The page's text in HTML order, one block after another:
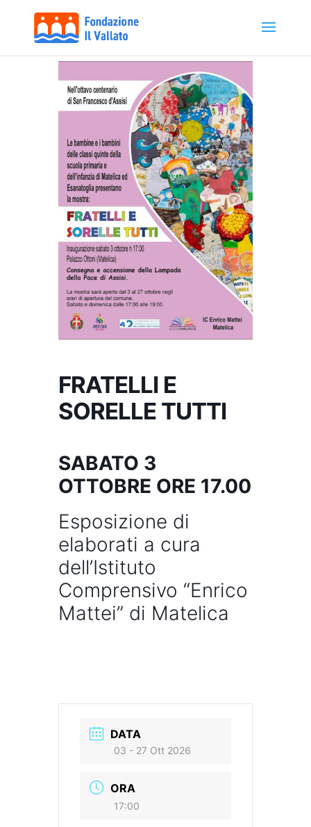
FRATELLI E
SORELLE TUTTI
SABATO 3
OTTOBRE ORE 17.00
Esposizione di
elaborati a cura
dell’Istituto
Comprensivo “Enrico
Mattei” di Matelica
DATA
03 - 27 Ott 2026
ORA
17:00